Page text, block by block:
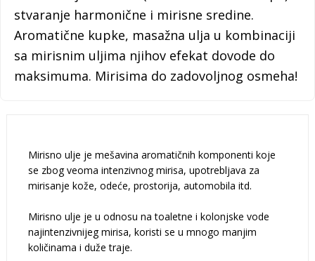
stvaranje harmonične i mirisne sredine.
Aromatične kupke, masažna ulja u kombinaciji
sa mirisnim uljima njihov efekat dovode do
maksimuma. Mirisima do zadovoljnog osmeha!
Mirisno ulje je mešavina aromatičnih komponenti koje
se zbog veoma intenzivnog mirisa, upotrebljava za
mirisanje kože, odeće, prostorija, automobila itd.
Mirisno ulje je u odnosu na toaletne i kolonjske vode
najintenzivnijeg mirisa, koristi se u mnogo manjim
količinama i duže traje.